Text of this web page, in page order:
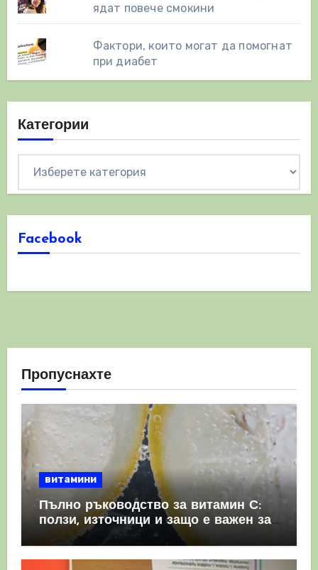
ядат повече смокини
Фактори, които могат да помогнат
при диабет
Категории
Facebook
Пропуснахте
витамини
Пълно ръководство за витамин С:
ползи, източници и защо е важен за
имунната система